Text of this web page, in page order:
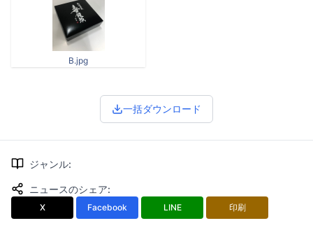
B.jpg
一括ダウンロード
ジャンル:
ニュースのシェア:
X Facebook LINE 印刷